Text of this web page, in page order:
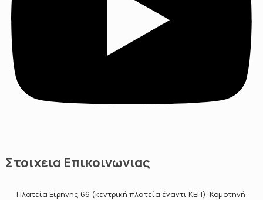
Στοιχεια Επικοινωνιας
Πλατεία Ειρήνης 66 (κεντρική πλατεία έναντι ΚΕΠ), Κομοτηνή